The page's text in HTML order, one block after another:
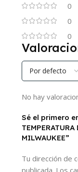
0
0
0
No hay
Sé el primero
MILWAUKEE”
Tu dirección de
publicada. Los